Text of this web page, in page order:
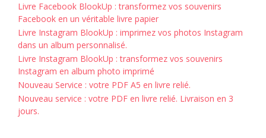
Livre Facebook BlookUp : transformez vos souvenirs
Facebook en un véritable livre papier
Livre Instagram BlookUp : imprimez vos photos Instagram
dans un album personnalisé.
Livre Instagram BlookUp : transformez vos souvenirs
Instagram en album photo imprimé
Nouveau Service : votre PDF A5 en livre relié.
Nouveau service : votre PDF en livre relié. Livraison en 3
jours.